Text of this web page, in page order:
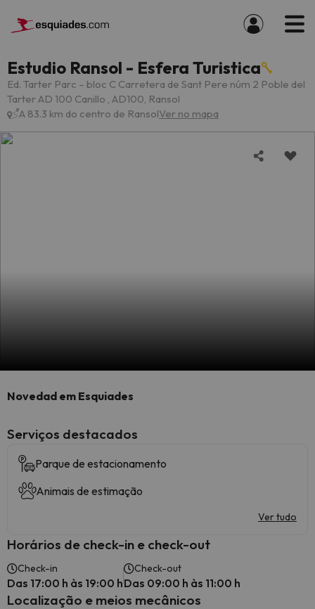
Estudio Ransol - Esfera Turistica
Ed. Tarter Parc – bloc C Carretera de Sant Pere núm 2 Poble del
Tarter AD 100 Canillo , AD100, Ransol
A 83.3 km do centro de RansolVer no mapa
Novedad em Esquiades
Serviços destacados
Parque de estacionamento
Animais de estimação
Ver tudo
Horários de check-in e check-out
Check-in
Das 17:00 h às 19:00 h
Check-out
Das 09:00 h às 11:00 h
Localização e meios mecânicos